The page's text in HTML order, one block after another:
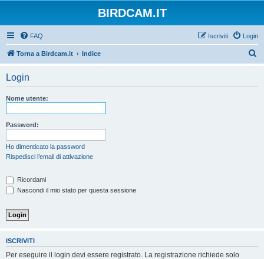
BIRDCAM.IT
FAQ Login
Iscriviti
Torna a Birdcam.it Indice
Login
Nome utente:
Password:
Ho dimenticato la password
Rispedisci l’email di attivazione
Ricordami
Nascondi il mio stato per questa sessione
ISCRIVITI
Per eseguire il login devi essere registrato. La registrazione richiede solo